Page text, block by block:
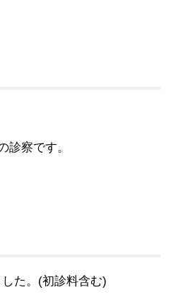
診察です。
た。(初診料含む)